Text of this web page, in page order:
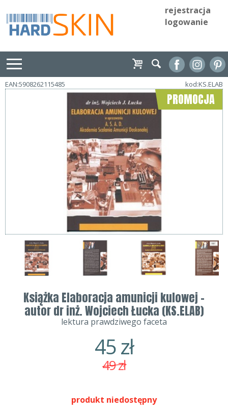
rejestracja
logowanie
EAN:5908262115485 kod:KS.ELAB
PROMOCJA
Książka Elaboracja amunicji kulowej -
autor dr inż. Wojciech Łucka (KS.ELAB)
lektura prawdziwego faceta
45zł
49zł
produkt niedostępny